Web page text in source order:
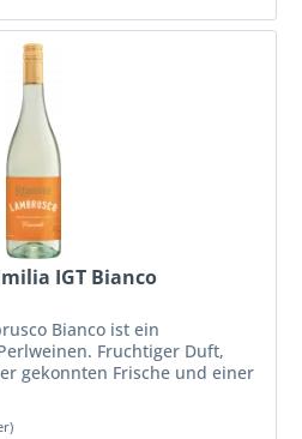
IGT Bianco
Bianco ist ein
Fruchtiger Duft,
gekonnten Frische und einer